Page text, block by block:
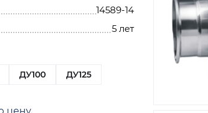
14589-14
5 лет
ДУ100
ДУ125